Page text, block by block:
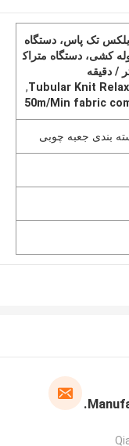
تک پاس، دستگاه
کشی، دستگاه متراک
Tubular Knit
,
50m/Min fabric
بندی جعبه چوبی
Manufacturing (Wuxi) Co.,Ltd.